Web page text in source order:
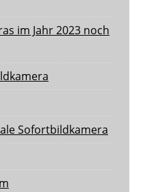
im Jahr 2023 noch
Sofortbildkamera